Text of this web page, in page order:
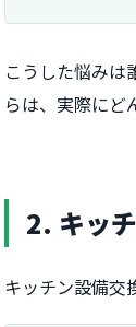
こうした悩みは
らは、実際にど
2. キッ
キッチン設備交